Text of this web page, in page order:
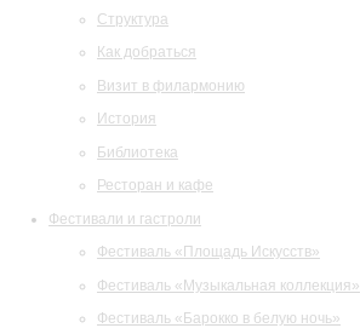
Структура
Как добраться
Визит в филармонию
История
Библиотека
Ресторан и кафе
Фестивали и гастроли
Фестиваль «Площадь Искусств»
Фестиваль «Музыкальная коллекция»
Фестиваль «Барокко в белую ночь»